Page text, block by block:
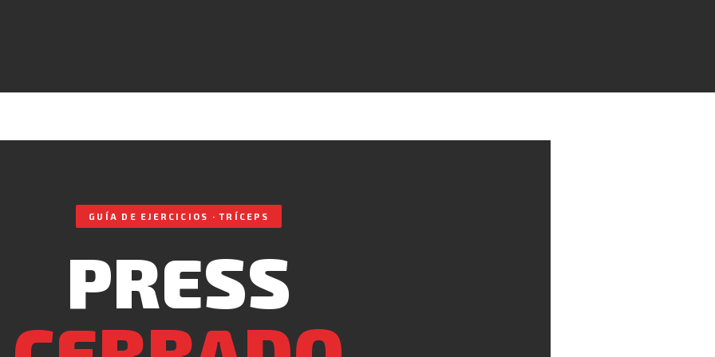
GUÍA DE EJERCICIOS · TRÍCEPS
PRESS